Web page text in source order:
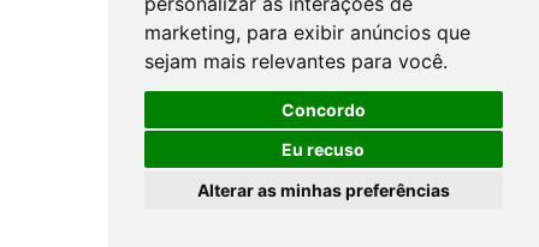
marketing, para exibir anúncios que
sejam mais relevantes para você.
Concordo
Eu recuso
Alterar as minhas preferências